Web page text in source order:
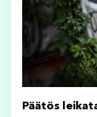
Päätös